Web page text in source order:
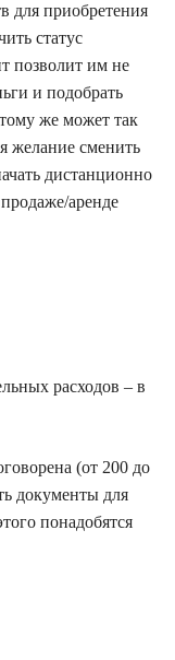
для приобретения
статус
позволит им не
и подобрать
же может так
желание сменить
дистанционно
аренде
расходов – в
(от 200 до
документы для
понадобятся